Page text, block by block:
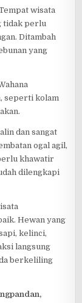
wisata
tidak perlu
Ditambah
yang
seperti kolam
dan sangat
ogal agil,
khawatir
dilengkapi
Hewan yang
kelinci,
langsung
berkeliling